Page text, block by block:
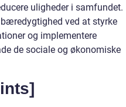
uligheder i samfundet.
ved at styrke
og implementere
de sociale og økonomiske